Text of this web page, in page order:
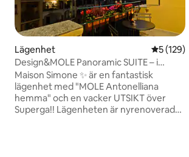
Lägenhet 5 av 5 i
5 (129)
Design&MOLE Panoramic SUITE – i
hjärtat av Turin
Maison Simone ✨ är en fantastisk
lägenhet med "MOLE Antonelliana
hemma" och en vacker UTSIKT över
Superga!! Lägenheten är nyrenoverad